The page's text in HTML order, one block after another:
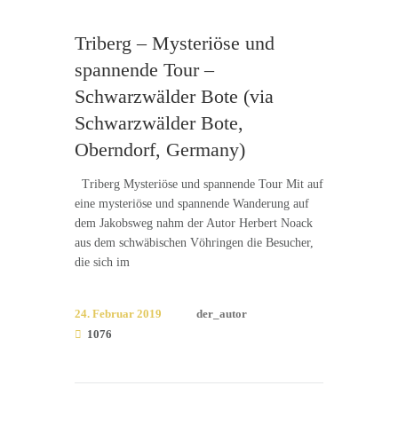
Triberg – Mysteriöse und
spannende Tour –
Schwarzwälder Bote (via
Schwarzwälder Bote,
Oberndorf, Germany)
Triberg Mysteriöse und spannende Tour Mit auf
eine mysteriöse und spannende Wanderung auf
dem Jakobsweg nahm der Autor Herbert Noack
aus dem schwäbischen Vöhringen die Besucher,
die sich im
24. Februar 2019
der_autor
1076